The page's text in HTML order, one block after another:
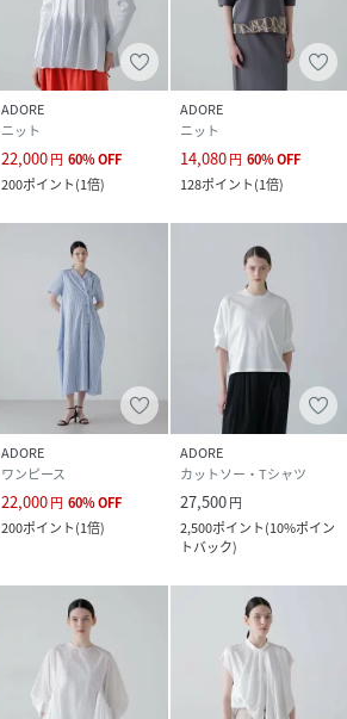
ADORE
ニット
22,000円 60%OFF
200ポイント(1倍)
ADORE
ニット
14,080円 60%OFF
128ポイント(1倍)
ADORE
ワンピース
22,000円 60%OFF
200ポイント(1倍)
ADORE
カットソー・Tシャツ
27,500円
2,500ポイント(10%ポイン
トバック)